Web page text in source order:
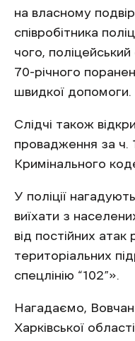
на власному
співробітника
чого,
70-річного
швидкої допомоги.
Слідчі також
провадження за ч.
Кримінального
У поліції
виїхати з
від постійних
територіальних
спецлінію “102”».
Нагадаємо,
Харківської